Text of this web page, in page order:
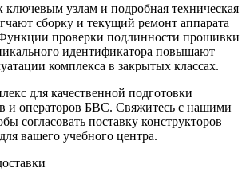
узлам и подробная техническая
сборку и текущий ремонт аппарата
проверки подлинности прошивки
идентификатора повышают
комплекса в закрытых классах.
для качественной подготовки
и операторов БВС. Свяжитесь с нашими
согласовать поставку конструкторов
вашего учебного центра.